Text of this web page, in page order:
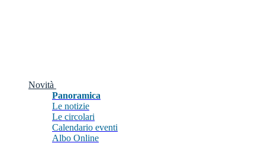
Novità
Panoramica
Le notizie
Le circolari
Calendario eventi
Albo Online